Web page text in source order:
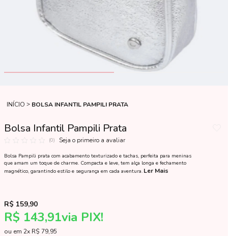
INÍCIO BOLSA INFANTIL PAMPILI PRATA
Bolsa Infantil Pampili Prata
(0) Seja o primeiro a avaliar
Bolsa Pampili prata com acabamento texturizado e tachas, perfeita para meninas
que amam um toque de charme. Compacta e leve, tem alça longa e fechamento
magnético, garantindo estilo e segurança em cada aventura. Ler Mais
R$ 143,91via PIX!
R$ 159,90
2x R$ 79,95